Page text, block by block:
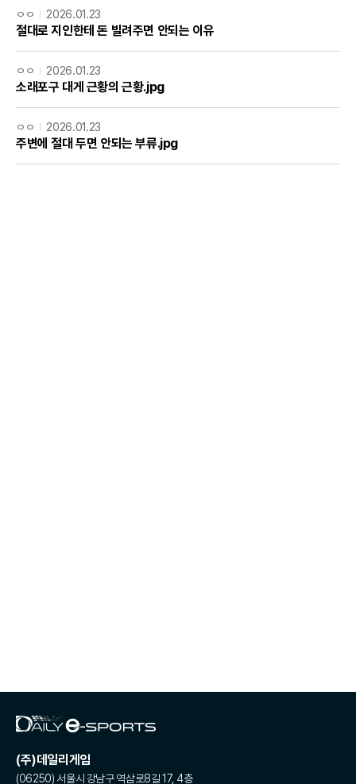
ㅇㅇ 2026.01.23
절대로 지인한테 돈 빌려주면 안되는 이유
ㅇㅇ 2026.01.23
소래포구 대게 근황의 근황.jpg
ㅇㅇ 2026.01.23
주변에 절대 두면 안되는 부류.jpg
(주)데일리게임
(06250) 서울시 강남구 역삼로8길 17, 4층